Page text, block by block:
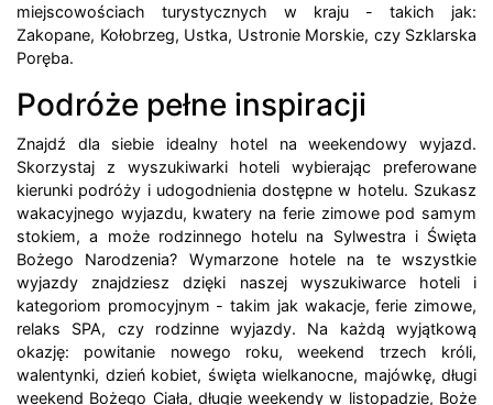
miejscowościach turystycznych w kraju - takich jak:
Zakopane, Kołobrzeg, Ustka, Ustronie Morskie, czy Szklarska
Poręba.
Podróże pełne inspiracji
Znajdź dla siebie idealny hotel na weekendowy wyjazd.
Skorzystaj z wyszukiwarki hoteli wybierając preferowane
kierunki podróży i udogodnienia dostępne w hotelu. Szukasz
wakacyjnego wyjazdu, kwatery na ferie zimowe pod samym
stokiem, a może rodzinnego hotelu na Sylwestra i Święta
Bożego Narodzenia? Wymarzone hotele na te wszystkie
wyjazdy znajdziesz dzięki naszej wyszukiwarce hoteli i
kategoriom promocyjnym - takim jak wakacje, ferie zimowe,
relaks SPA, czy rodzinne wyjazdy. Na każdą wyjątkową
okazję: powitanie nowego roku, weekend trzech króli,
walentynki, dzień kobiet, święta wielkanocne, majówkę, długi
weekend Bożego Ciała, długie weekendy w listopadzie, Boże